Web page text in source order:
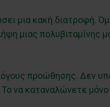
μια κακή διατροφή.
μιας πολυβιταμίνης
προώθησης. Δεν
Το να καταναλώνετε